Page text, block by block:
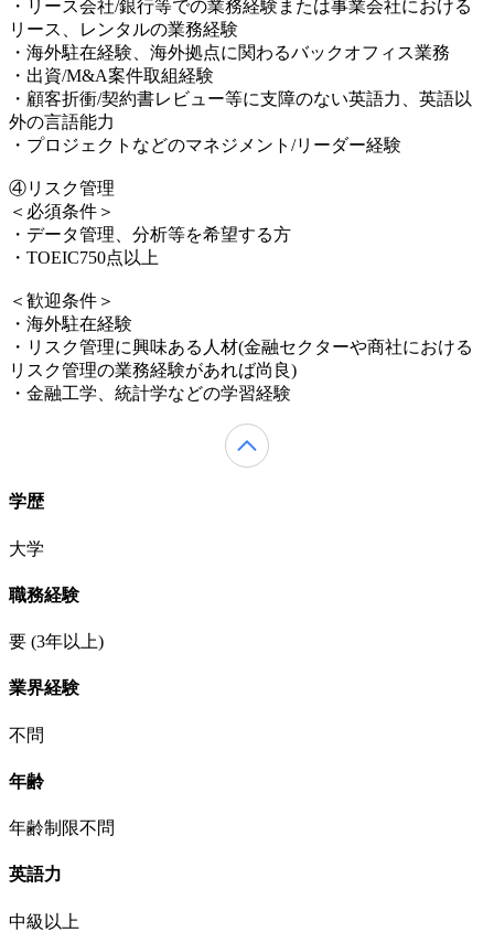
・リース会社/銀行等での業務経験または事業会社における
リース、レンタルの業務経験
・海外駐在経験、海外拠点に関わるバックオフィス業務
・出資/M&A案件取組経験
・顧客折衝/契約書レビュー等に支障のない英語力、英語以
外の言語能力
・プロジェクトなどのマネジメント/リーダー経験
④リスク管理
＜必須条件＞
・データ管理、分析等を希望する方
・TOEIC750点以上
＜歓迎条件＞
・海外駐在経験
・リスク管理に興味ある人材(金融セクターや商社における
リスク管理の業務経験があれば尚良)
・金融工学、統計学などの学習経験
学歴
大学
職務経験
要 (3年以上)
業界経験
不問
年齢
年齢制限不問
英語力
中級以上